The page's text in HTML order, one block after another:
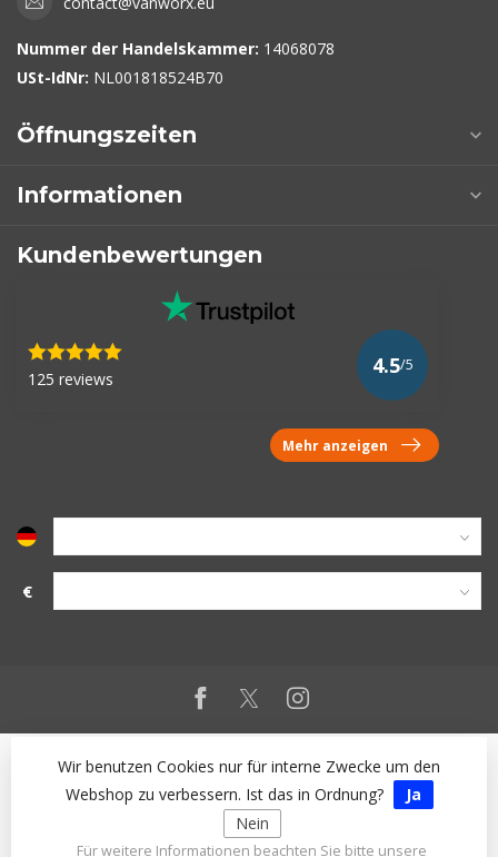
Nummer der Handelskammer: 14068078
USt-IdNr: NL001818524B70
Öffnungszeiten
Informationen
Kundenbewertungen
125 reviews
4.5/5
Mehr anzeigen
€
Wir benutzen Cookies nur für interne Zwecke um den
Webshop zu verbessern. Ist das in Ordnung?
Ja
Nein
Für weitere Informationen beachten Sie bitte unsere